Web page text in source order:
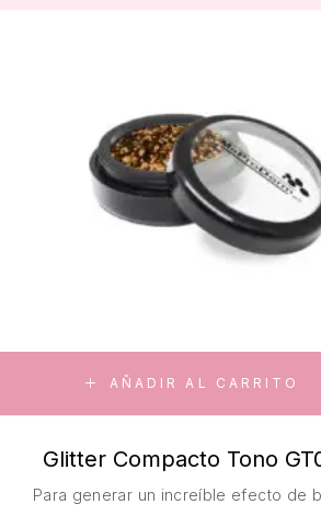
AÑADIR AL CARRITO
Glitter Compacto Tono
Para generar un increíble efecto de